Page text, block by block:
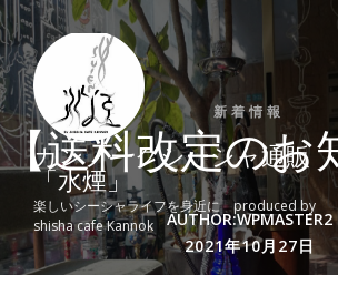
Skip
to
content
カンノークシーシャ通販
「水煙」
楽しいシーシャライフを身近に produced by
shisha cafe Kannok
新着情報
【送料改定のお
Author
AUTHOR:WPMASTER2
Posted
on
Posted
on
2021年10月27日